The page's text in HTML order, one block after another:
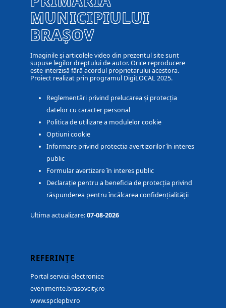
MUNICIPIULUI
BRAȘOV
Imaginile și articolele video din prezentul site sunt
supuse legilor dreptului de autor. Orice reproducere
este interzisă fără acordul proprietarului acestora.
Proiect realizat prin programul DigiLOCAL 2025.
Reglementări privind prelucarea și protecția
datelor cu caracter personal
Politica de utilizare a modulelor cookie
Optiuni cookie
Informare privind protectia avertizorilor în interes
public
Formular avertizare în interes public
Declarație pentru a beneficia de protecția privind
răspunderea pentru încălcarea confidențialității
Ultima actualizare:07-08-2026
REFERINȚE
Portal servicii electronice
evenimente.brasovcity.ro
www.spclepbv.ro